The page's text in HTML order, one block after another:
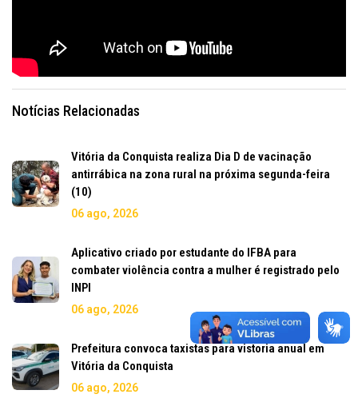
Notícias Relacionadas
Vitória da Conquista realiza Dia D de vacinação
antirrábica na zona rural na próxima segunda-feira
(10)
06 ago, 2026
Aplicativo criado por estudante do IFBA para
combater violência contra a mulher é registrado pelo
INPI
06 ago, 2026
Prefeitura convoca taxistas para vistoria anual em
Vitória da Conquista
06 ago, 2026